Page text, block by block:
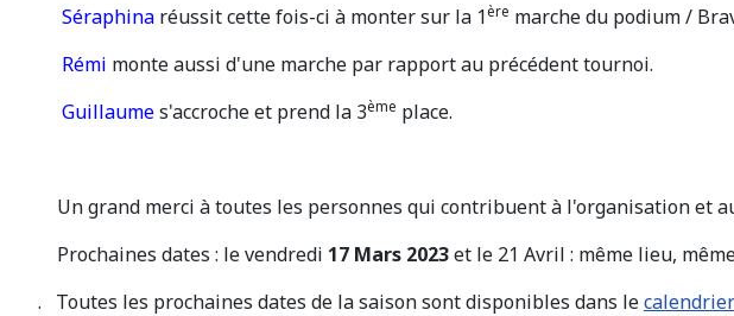
Séraphina réussit cette fois-ci à monter sur la 1ère marche du podium /
Rémi monte aussi d'une marche par rapport au précédent tournoi.
Guillaumes'accroche et prend la 3ème place.
Un grand merci à toutes les personnes qui contribuent à l'organisation et
Prochaines dates : le vendredi 17 Mars 2023et le 21 Avril : même lieu,
. Toutes les prochaines dates de la saison sont disponibles dans le